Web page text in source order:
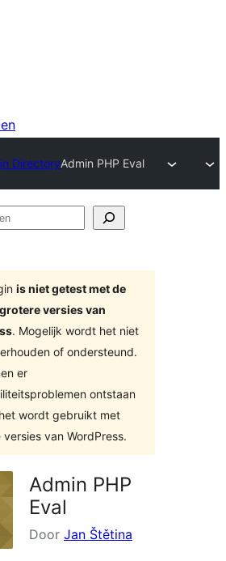
DirectoryAdmin PHP Eval
is niet getest met de
versies van
. Mogelijk wordt het niet
of ondersteund.
er
ontstaan
wordt gebruikt met
van WordPress.
Admin PHP
Eval
Door Jan Štětina